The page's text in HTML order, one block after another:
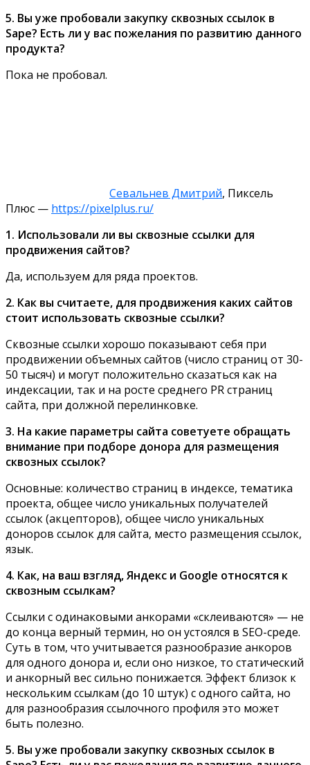
5. Вы уже пробовали закупку сквозных ссылок в
Sape? Есть ли у вас пожелания по развитию данного
продукта?
Пока не пробовал.
Севальнев Дмитрий, Пиксель
Плюс — https://pixelplus.ru/
1. Использовали ли вы сквозные ссылки для
продвижения сайтов?
Да, используем для ряда проектов.
2. Как вы считаете, для продвижения каких сайтов
стоит использовать сквозные ссылки?
Сквозные ссылки хорошо показывают себя при
продвижении объемных сайтов (число страниц от 30-
50 тысяч) и могут положительно сказаться как на
индексации, так и на росте среднего PR страниц
сайта, при должной перелинковке.
3. На какие параметры сайта советуете обращать
внимание при подборе донора для размещения
сквозных ссылок?
Основные: количество страниц в индексе, тематика
проекта, общее число уникальных получателей
ссылок (акцепторов), общее число уникальных
доноров ссылок для сайта, место размещения ссылок,
язык.
4. Как, на ваш взгляд, Яндекс и Google относятся к
сквозным ссылкам?
Ссылки с одинаковыми анкорами «склеиваются» — не
до конца верный термин, но он устоялся в SEO-среде.
Суть в том, что учитывается разнообразие анкоров
для одного донора и, если оно низкое, то статический
и анкорный вес сильно понижается. Эффект близок к
нескольким ссылкам (до 10 штук) с одного сайта, но
для разнообразия ссылочного профиля это может
быть полезно.
5. Вы уже пробовали закупку сквозных ссылок в